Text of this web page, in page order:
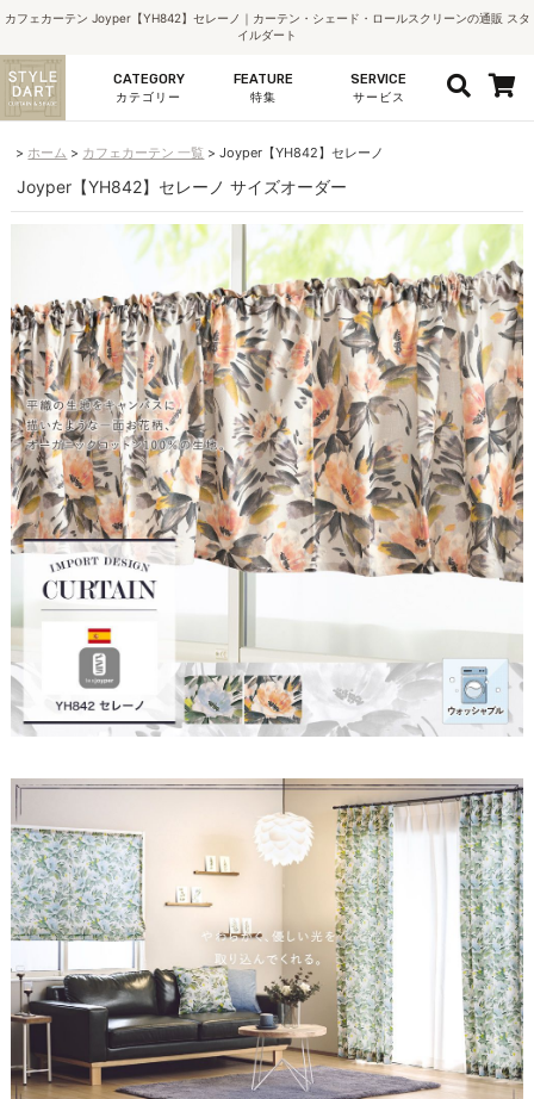
カフェカーテン Joyper【YH842】セレーノ｜カーテン・シェード・ロールスクリーンの通販 スタ
イルダート
CATEGORY
カテゴリー
FEATURE
特集
SERVICE
サービス
ホーム カフェカーテン 一覧 Joyper【YH842】セレーノ
Joyper【YH842】セレーノ サイズオーダー